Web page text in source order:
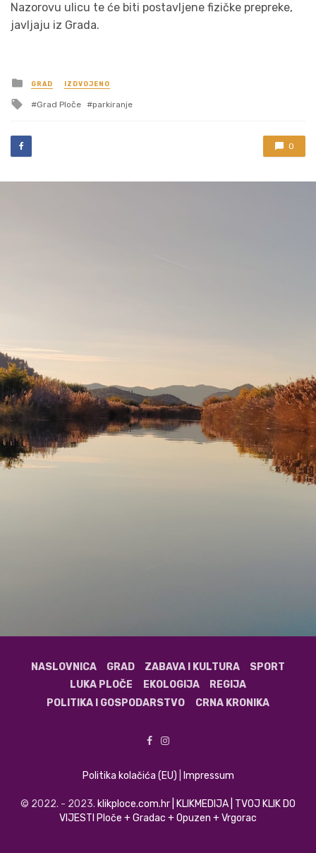
Nazorovu ulicu te će biti postavljene fizičke prepreke,
javljaju iz Grada.
Posted
in
GRAD IZDVOJENO
Tagged
Grad Ploče parkiranje
0
NASLOVNICA GRAD ZABAVA I KULTURA
SPORT
LUKA PLOČE
EKOLOGIJA
REGIJA
POLITIKA I GOSPODARSTVO
CRNA KRONIKA
Politika kolačića (EU) Impressum
© 2022. - 2023. klikploce.com.hr | KLIKMEDIJA | TVOJ KLIK DO
VIJESTI Ploče + Gradac + Opuzen + Vrgorac